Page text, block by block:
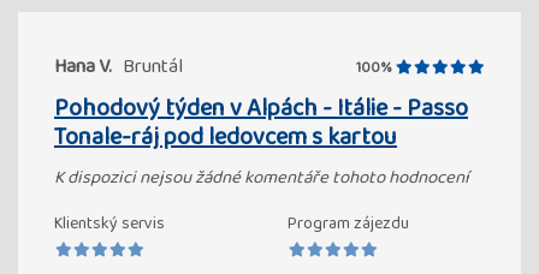
Hana V. Bruntál 100%
Pohodový týden v Alpách - Itálie - Passo
Tonale-ráj pod ledovcem s kartou
K dispozici nejsou žádné komentáře tohoto hodnocení
Klientský servis Program zájezdu